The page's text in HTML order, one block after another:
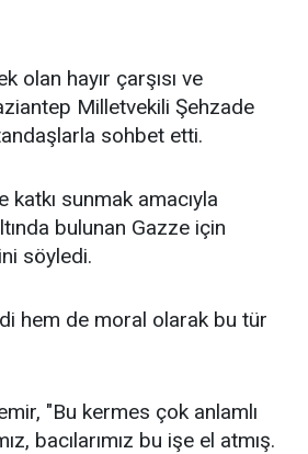
hayır çarşısı ve
Milletvekili Şehzade
sohbet etti.
sunmak amacıyla
bulunan Gazze için
söyledi.
hem de moral olarak bu tür
"Bu kermes çok anlamlı
bacılarımız bu işe el atmış.